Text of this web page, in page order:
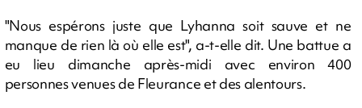
"Nous espérons juste que Lyhanna soit sauve et ne
manque de rien là où elle est", a-t-elle dit. Une battue a
eu lieu dimanche après-midi avec environ 400
personnes venues de Fleurance et des alentours.